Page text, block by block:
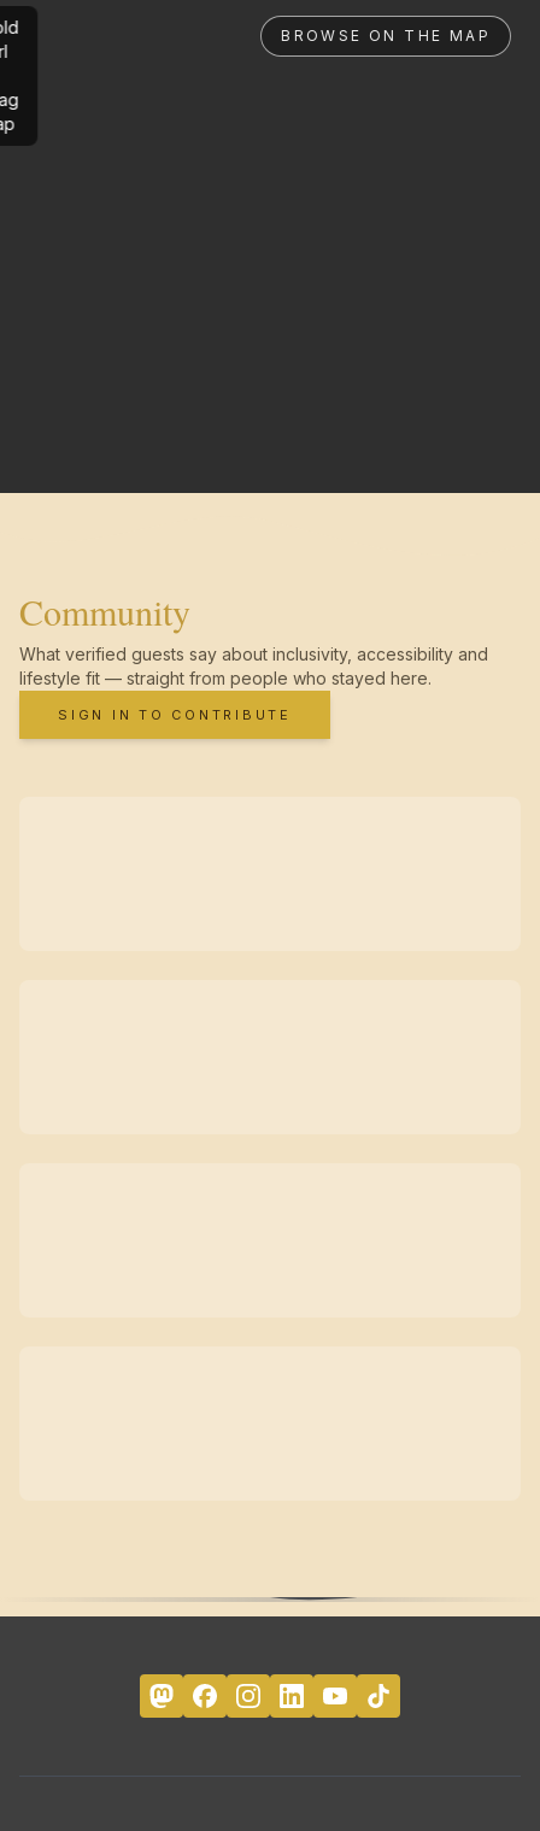
BROWSE ON THE MAP
Community
What verified guests say about inclusivity, accessibility and
lifestyle fit — straight from people who stayed here.
SIGN IN TO CONTRIBUTE